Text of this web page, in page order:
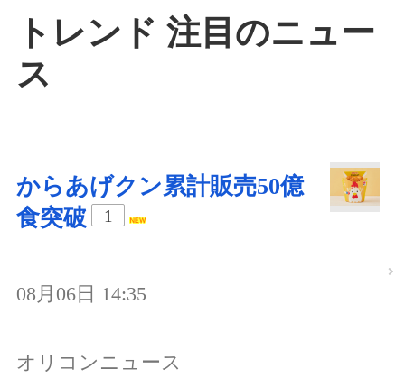
トレンド 注目のニュー
ス
からあげクン累計販売50億
食突破
1
08月06日 14:35
オリコンニュース